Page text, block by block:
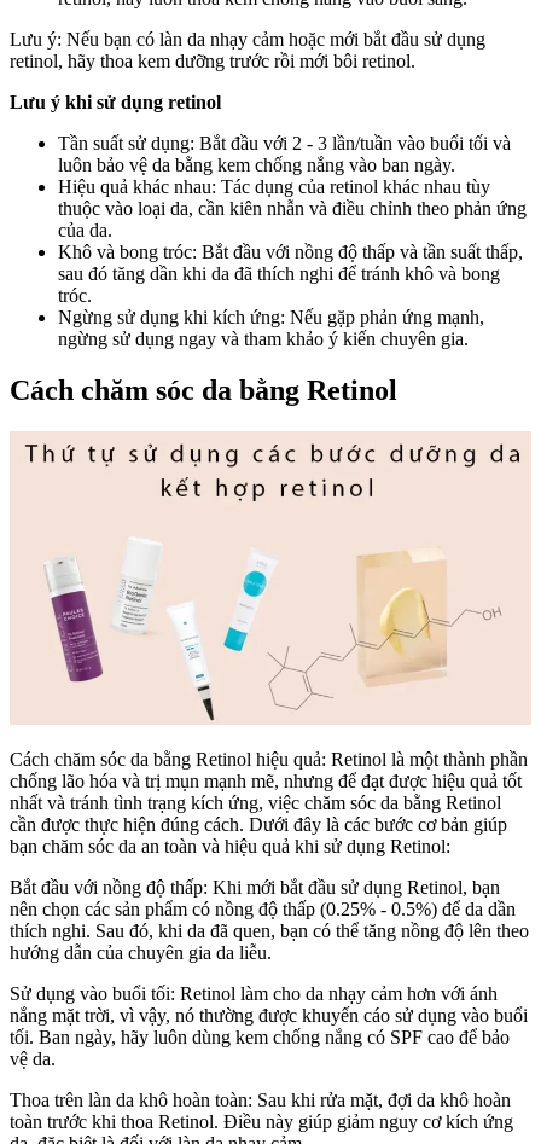
Lưu ý: Nếu bạn có làn da nhạy cảm hoặc mới bắt đầu sử dụng
retinol, hãy thoa kem dưỡng trước rồi mới bôi retinol.
Lưu ý khi sử dụng retinol
Tần suất sử dụng: Bắt đầu với 2 - 3 lần/tuần vào buổi tối và
luôn bảo vệ da bằng kem chống nắng vào ban ngày.
Hiệu quả khác nhau: Tác dụng của retinol khác nhau tùy
thuộc vào loại da, cần kiên nhẫn và điều chỉnh theo phản ứng
của da.
Khô và bong tróc: Bắt đầu với nồng độ thấp và tần suất thấp,
sau đó tăng dần khi da đã thích nghi để tránh khô và bong
tróc.
Ngừng sử dụng khi kích ứng: Nếu gặp phản ứng mạnh,
ngừng sử dụng ngay và tham khảo ý kiến chuyên gia.
Cách chăm sóc da bằng Retinol
Cách chăm sóc da bằng Retinol hiệu quả: Retinol là một thành phần
chống lão hóa và trị mụn mạnh mẽ, nhưng để đạt được hiệu quả tốt
nhất và tránh tình trạng kích ứng, việc chăm sóc da bằng Retinol
cần được thực hiện đúng cách. Dưới đây là các bước cơ bản giúp
bạn chăm sóc da an toàn và hiệu quả khi sử dụng Retinol:
Bắt đầu với nồng độ thấp: Khi mới bắt đầu sử dụng Retinol, bạn
nên chọn các sản phẩm có nồng độ thấp (0.25% - 0.5%) để da dần
thích nghi. Sau đó, khi da đã quen, bạn có thể tăng nồng độ lên theo
hướng dẫn của chuyên gia da liễu.
Sử dụng vào buổi tối: Retinol làm cho da nhạy cảm hơn với ánh
nắng mặt trời, vì vậy, nó thường được khuyến cáo sử dụng vào buổi
tối. Ban ngày, hãy luôn dùng kem chống nắng có SPF cao để bảo
vệ da.
Thoa trên làn da khô hoàn toàn: Sau khi rửa mặt, đợi da khô hoàn
toàn trước khi thoa Retinol. Điều này giúp giảm nguy cơ kích ứng